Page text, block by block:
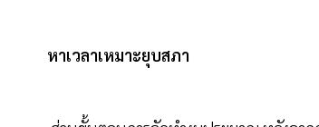
หาเวลาเหมาะยุบสภา